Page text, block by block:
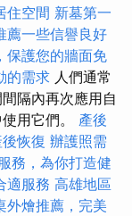
住空間 新墓第一
薦一些信譽良好
保護您的牆面免
的需求 人們通常
隔內再次應用自
用它們。 產後
恢復 辦護照需
務，為你打造健
適服務 高雄地區
外燴推薦，完美